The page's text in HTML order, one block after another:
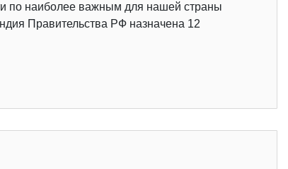
по наиболее важным для нашей страны
Правительства РФ назначена 12